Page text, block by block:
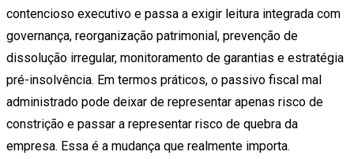
contencioso executivo e passa a exigir leitura integrada com
governança, reorganização patrimonial, prevenção de
dissolução irregular, monitoramento de garantias e estratégia
pré-insolvência. Em termos práticos, o passivo fiscal mal
administrado pode deixar de representar apenas risco de
constrição e passar a representar risco de quebra da
empresa. Essa é a mudança que realmente importa.